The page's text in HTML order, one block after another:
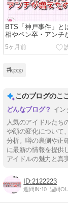
BTS「神戸事件」と
相やペン卒・アンチ
た理由も紹介
5ヶ月前
#kpop
このブログのこ
イン
人気のアイドルたち
や顔の変化について
分析。噂の裏側や正
に最新の情報を提供
アイドルの魅力と真
2122223
週間IN:10 週間